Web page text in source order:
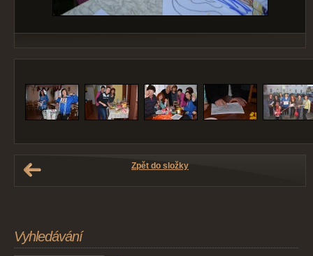
Zpět do složky
Vyhledávání